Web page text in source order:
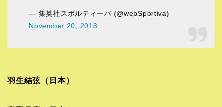
— 集英社スポルティーバ (@webSportiva)
November 20, 2018
羽生結弦（日本）